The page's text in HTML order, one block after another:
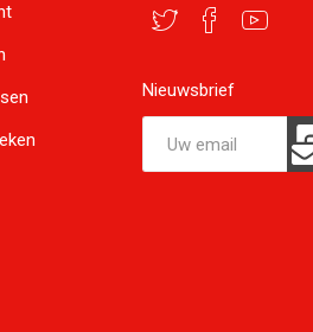
Nieuwsbrief